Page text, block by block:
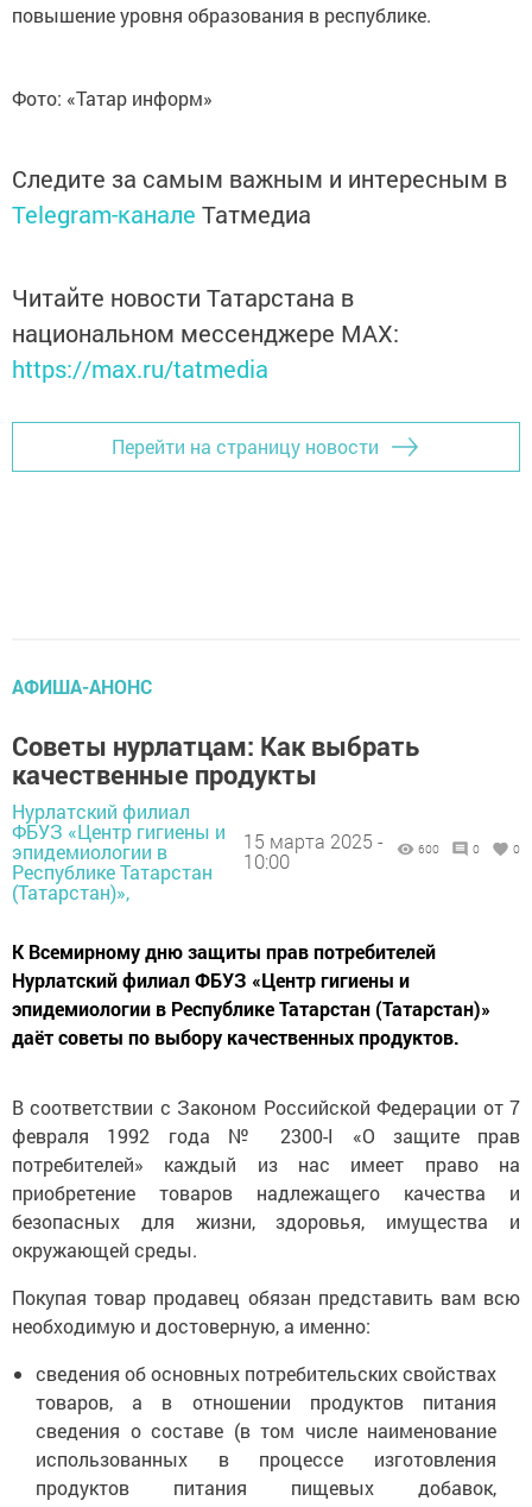
повышение уровня образования в республике.
Фото: «Татар информ»
Следите за самым важным и интересным в
Telegram-канале Татмедиа
Читайте новости Татарстана в
национальном мессенджере MАХ:
https://max.ru/tatmedia
Перейти на страницу новости
АФИША-АНОНС
Советы нурлатцам: Как выбрать
качественные продукты
Нурлатский филиал
ФБУЗ «Центр гигиены и
эпидемиологии в
Республике Татарстан
(Татарстан)»,
15 марта 2025 -
10:00
600 0 0
К Всемирному дню защиты прав потребителей
Нурлатский филиал ФБУЗ «Центр гигиены и
эпидемиологии в Республике Татарстан (Татарстан)»
даёт советы по выбору качественных продуктов.
В соответствии с Законом Российской Федерации от 7
февраля 1992 года № 2300-I «О защите прав
потребителей» каждый из нас имеет право на
приобретение товаров надлежащего качества и
безопасных для жизни, здоровья, имущества и
окружающей среды.
Покупая товар продавец обязан представить вам всю
необходимую и достоверную, а именно:
сведения об основных потребительских свойствах
товаров, а в отношении продуктов питания
сведения о составе (в том числе наименование
использованных в процессе изготовления
продуктов питания пищевых добавок,